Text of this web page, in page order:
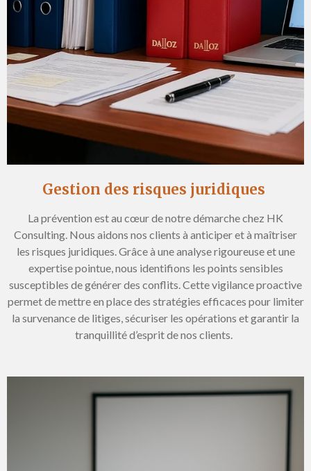
Gestion des risques juridiques
La prévention est au cœur de notre démarche chez HK
Consulting. Nous aidons nos clients à anticiper et à maîtriser
les risques juridiques. Grâce à une analyse rigoureuse et une
expertise pointue, nous identifions les points sensibles
susceptibles de générer des conflits. Cette vigilance proactive
permet de mettre en place des stratégies efficaces pour limiter
la survenance de litiges, sécuriser les opérations et garantir la
tranquillité d’esprit de nos clients.